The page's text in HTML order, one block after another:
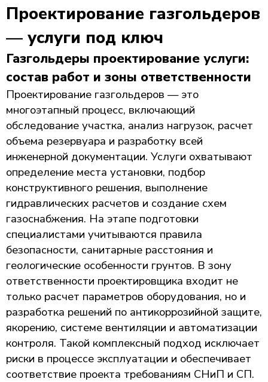
Проектирование газгольдеров
— услуги под ключ
Газгольдеры проектирование услуги:
состав работ и зоны ответственности
Проектирование газгольдеров — это
многоэтапный процесс, включающий
обследование участка, анализ нагрузок, расчет
объема резервуара и разработку всей
инженерной документации. Услуги охватывают
определение места установки, подбор
конструктивного решения, выполнение
гидравлических расчетов и создание схем
газоснабжения. На этапе подготовки
специалистами учитываются правила
безопасности, санитарные расстояния и
геологические особенности грунтов. В зону
ответственности проектировщика входит не
только расчет параметров оборудования, но и
разработка решений по антикоррозийной защите,
якорению, системе вентиляции и автоматизации
контроля. Такой комплексный подход исключает
риски в процессе эксплуатации и обеспечивает
соответствие проекта требованиям СНиП и СП.